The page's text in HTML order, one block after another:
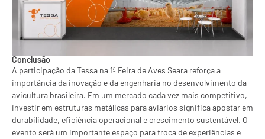
Conclusão
A participação da Tessa na 1ª Feira de Aves Seara reforça a
importância da inovação e da engenharia no desenvolvimento da
avicultura brasileira. Em um mercado cada vez mais competitivo,
investir em estruturas metálicas para aviários significa apostar em
durabilidade, eficiência operacional e crescimento sustentável. O
evento será um importante espaço para troca de experiências e